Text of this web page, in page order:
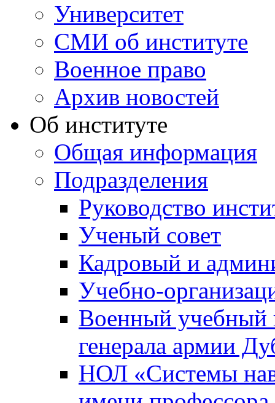
Университет
СМИ об институте
Военное право
Архив новостей
Об институте
Общая информация
Подразделения
Руководство
Ученый совет
Кадровый и
Учебно-
Военный учебный
генерала армии
НОЛ «Системы